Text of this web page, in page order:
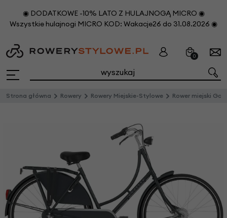
◉ DODATKOWE -10% LATO Z HULAJNOGĄ MICRO ◉
Wszystkie hulajnogi MICRO KOD: Wakacje26 do 31.08.2026 ◉
0
Strona główna Rowery Rowery Miejskie-Stylowe Rower miejski Gazelle